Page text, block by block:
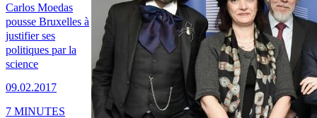
Carlos Moedas
pousse Bruxelles à
justifier ses
politiques par la
science
09.02.2017
7 MINUTES